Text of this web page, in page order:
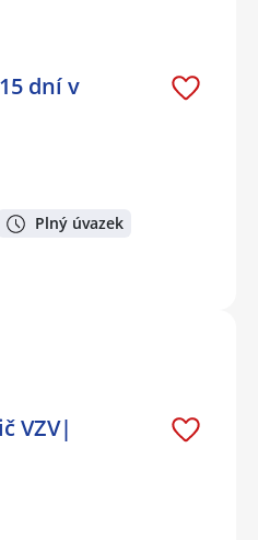
dní v
Plný úvazek
VZV|